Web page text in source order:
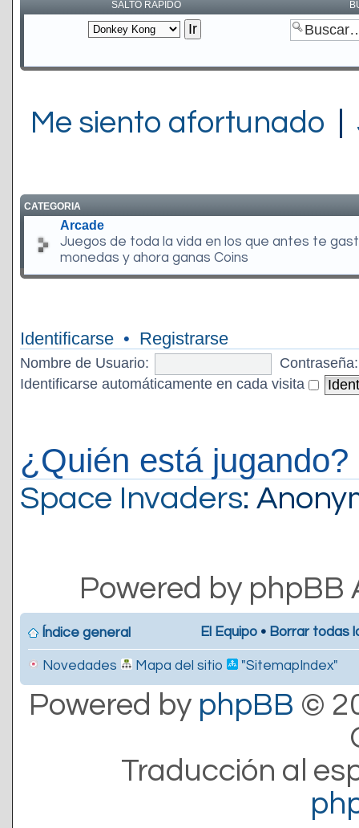
SALTO RÁPIDO
Me siento afortunado
CATEGORIA
Arcade
Juegos de toda la vida en los que antes te
monedas y ahora ganas Coins
Identificarse • Registrarse
Nombre de Usuario:
Contraseña:
Identificarse automáticamente en cada visita
¿Quién está jugando?
Space Invaders:
Powered by
Índice general El Equipo • Borrar todas
Novedades Mapa del sitio "SitemapIndex"
Powered by phpBB ©
Traducción al